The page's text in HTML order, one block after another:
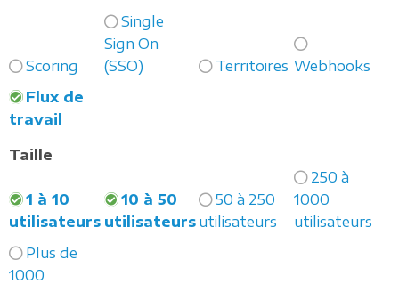
Scoring
Single
Sign On
(SSO)
Territoires Webhooks
Flux de
travail
Taille
1 à 10
utilisateurs
10 à 50
utilisateurs
50 à 250
utilisateurs
250 à
1000
utilisateurs
Plus de
1000